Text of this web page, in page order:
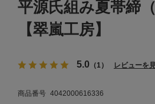
平源氏組み夏帯締
【翠嵐工房】
5.0 （1） レビューを
商品番号 4042000616336